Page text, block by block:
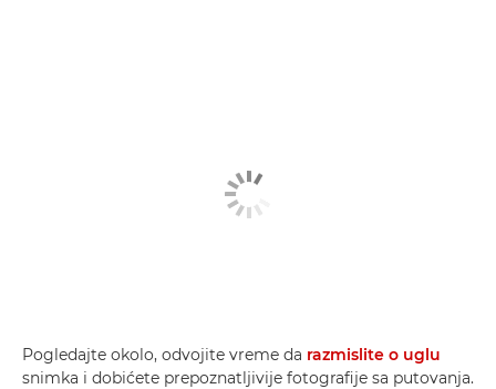
Pogledajte okolo, odvojite vreme da razmislite o uglu
snimka i dobićete prepoznatljivije fotografije sa putovanja.